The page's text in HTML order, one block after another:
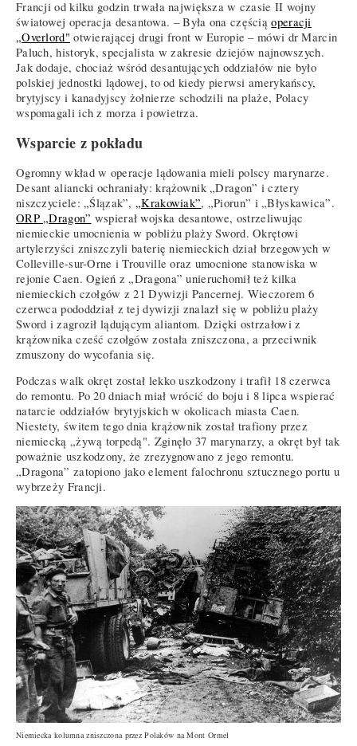
Francji od kilku godzin trwała największa w czasie II wojny
światowej operacja desantowa. – Była ona częściąoperacji
„Overlord" otwierającej drugi front w Europie – mówi dr Marcin
Paluch, historyk, specjalista w zakresie dziejów najnowszych.
Jak dodaje, chociaż wśród desantujących oddziałów nie było
polskiej jednostki lądowej, to od kiedy pierwsi amerykańscy,
brytyjscy i kanadyjscy żołnierze schodzili na plaże, Polacy
wspomagali ich z morza i powietrza.
Wsparcie z pokładu
Ogromny wkład w operacje lądowania mieli polscy marynarze.
Desant aliancki ochraniały: krążownik „Dragon” i cztery
niszczyciele: „Ślązak”, „Krakowiak”, „Piorun” i „Błyskawica”.
ORP „Dragon” wspierał wojska desantowe, ostrzeliwując
niemieckie umocnienia w pobliżu plaży Sword. Okrętowi
artylerzyści zniszczyli baterię niemieckich dział brzegowych w
Colleville-sur-Orne i Trouville oraz umocnione stanowiska w
rejonie Caen. Ogień z „Dragona” unieruchomił też kilka
niemieckich czołgów z 21 Dywizji Pancernej. Wieczorem 6
czerwca pododdział z tej dywizji znalazł się w pobliżu plaży
Sword i zagroził lądującym aliantom. Dzięki ostrzałowi z
krążownika cześć czołgów została zniszczona, a przeciwnik
zmuszony do wycofania się.
Podczas walk okręt został lekko uszkodzony i trafił 18 czerwca
do remontu. Po 20 dniach miał wrócić do boju i 8 lipca wspierać
natarcie oddziałów brytyjskich w okolicach miasta Caen.
Niestety, świtem tego dnia krążownik został trafiony przez
niemiecką „żywą torpedą". Zginęło 37 marynarzy, a okręt był tak
poważnie uszkodzony, że zrezygnowano z jego remontu.
„Dragona” zatopiono jako element falochronu sztucznego portu u
wybrzeży Francji.
Niemiecka kolumna zniszczona przez Polaków na Mont Ormel